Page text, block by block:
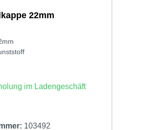
22mm
im Ladengeschäft
103492